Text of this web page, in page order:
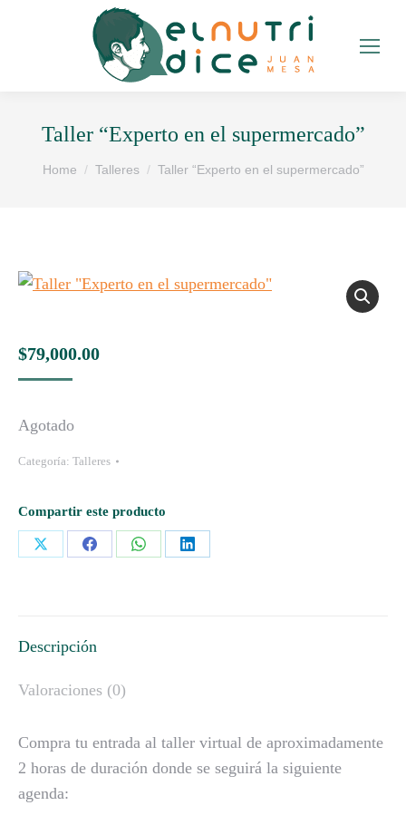
Taller “Experto en el supermercado”
You are here:
Home Talleres Taller “Experto en el supermercado”
$79,000.00
Agotado
Categoría: Talleres
Compartir este producto
Descripción
Valoraciones (0)
Compra tu entrada al taller virtual de aproximadamente
2 horas de duración donde se seguirá la siguiente
agenda: